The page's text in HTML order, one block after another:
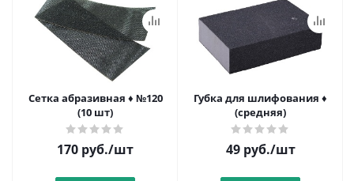
Сетка абразивная ♦ №120
(10 шт)
170 руб./шт
Губка для шлифования ♦
(средняя)
49руб./шт